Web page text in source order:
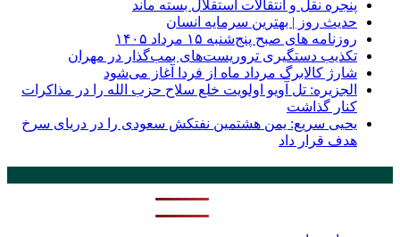
پنجره‌ نقل و انتقالات استقلال بسته ماند
حدیث روز | بهترین سرمایه انسان
روزنامه‌ های صبح پنج‌شنبه ۱۵ مرداد ۱۴۰۵
تکذیب دستگیری تروریست‌های بمب‌گذار در مهران
شارژ کالابرگ مرداد ماه از فردا آغاز می‌شود
الجزیره: تل آویو اولویت خلع سلاح حزب الله را در مذاکرات
کنار گذاشت
یحیی سریع: یمن هشتمین نفتکش سعودی را در دریای سرخ
هدف قرار داد